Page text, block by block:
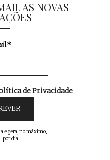
AS NOVAS
de Privacidade
e gera, no máximo,
por dia.